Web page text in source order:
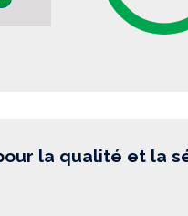
la qualité et la